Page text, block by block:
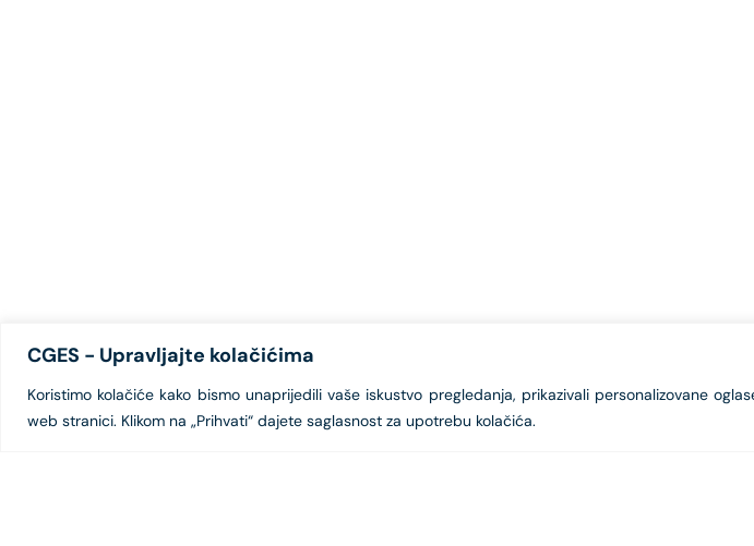
CGES - Upravljajte kolačićima
Koristimo kolačiće kako bismo unaprijedili vaše iskustvo pregledanja, prikazivali personalizovane
web stranici. Klikom na „Prihvati“ dajete saglasnost za upotrebu kolačića.